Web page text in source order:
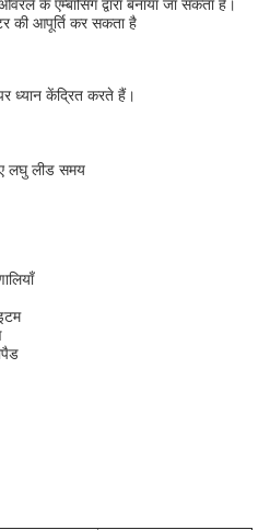
के एम्बॉसिंग द्वारा बनाया जा सकता है।
की आपूर्ति कर सकता है
ध्यान केंद्रित करते हैं।
लघु लीड समय